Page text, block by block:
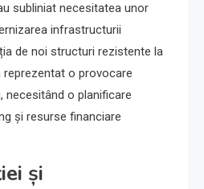
subliniat necesitatea unor
infrastructurii
de noi structuri rezistente la
o provocare
necesitând o planificare
și resurse financiare
și